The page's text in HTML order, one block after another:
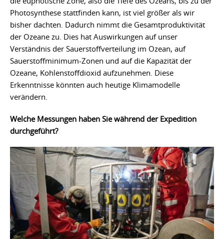
Photosynthese stattfinden kann, ist viel größer als wir
bisher dachten. Dadurch nimmt die Gesamtproduktivität
der Ozeane zu. Dies hat Auswirkungen auf unser
Verständnis der Sauerstoffverteilung im Ozean, auf
Sauerstoffminimum-Zonen und auf die Kapazität der
Ozeane, Kohlenstoffdioxid aufzunehmen. Diese
Erkenntnisse könnten auch heutige Klimamodelle
verändern.
Welche Messungen haben Sie während der Expedition
durchgeführt?